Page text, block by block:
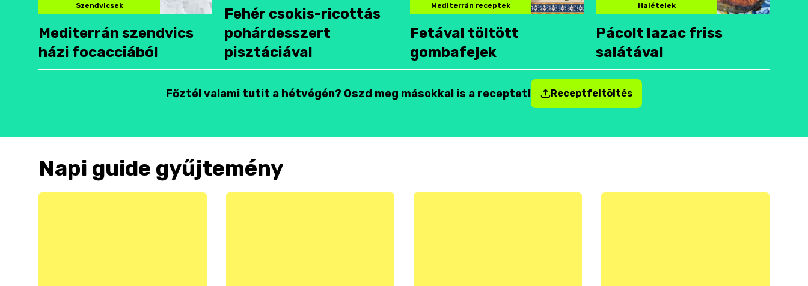
Szendvicsek
Mediterrán szendvics
házi focacciából
Fehér csokis-ricottás
pohárdesszert
pisztáciával
Mediterrán receptek
Fetával töltött
gombafejek
Halételek
Pácolt lazac friss
salátával
Főztél valami tutit a hétvégén? Oszd meg másokkal is a receptet! Receptfeltöltés
Napi guide gyűjtemény